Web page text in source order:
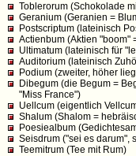
Toblerorum (Schokolade
Geranium (Geranien =
Postscriptum (lateinisch
Actienbum (Aktien "boom"
Ultimatum (lateinisch für
Auditorium (lateinisch
Podium (zweiter, höher
Dibegum (die Begum =
"Miss France")
Uellcum (eigentlich
Shalum (Shalom =
Poesiealbum
Seisdrum ("sei es darum",
Teemitrum (Tee mit Rum)